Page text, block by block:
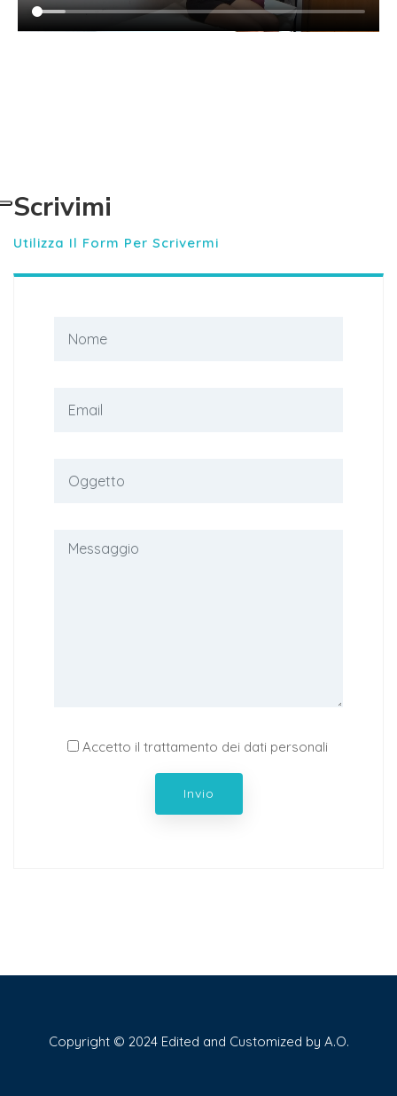
Scrivimi
Utilizza Il Form Per Scrivermi
Accetto il trattamento dei dati personali
Copyright © 2024 Edited and Customized by A.O.